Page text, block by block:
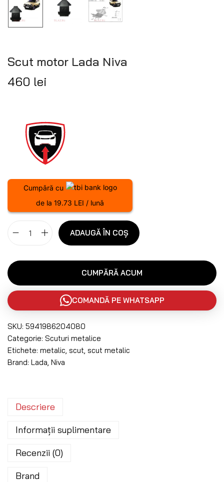
Scut motor Lada Niva
460 lei
Cumpără cu
de la 19.73 LEI / lună
ADAUGĂ ÎN COȘ
CUMPĂRĂ ACUM
COMANDĂ PE WHATSAPP
SKU: 5941986204080
Categorie: Scuturi metalice
Etichete: metalic scut scut metalic
Brand: Lada Niva
Descriere
Informații suplimentare
Recenzii (0)
Brand